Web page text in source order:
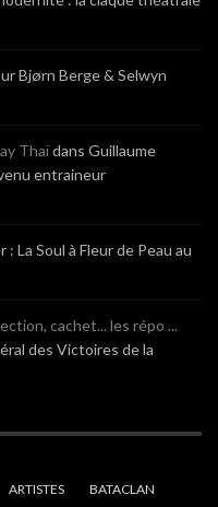
Bjørn Berge & Selwyn
Thaïdans Guillaume
entraineur
La Soul à Fleur de Peau au
cachet... les répo ...
des Victoires de la
ARTISTES BATACLAN